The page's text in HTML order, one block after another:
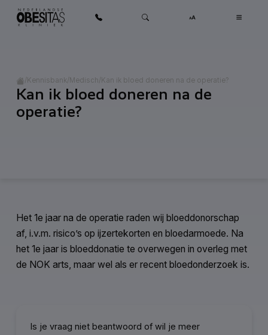
Ga naar inhoud
Home
/Kennisbank/Medisch/Kan ik bloed doneren na de operatie?
Categorie: Medisch
Kan ik bloed doneren na de
operatie?
Het 1e jaar na de operatie raden wij bloeddonorschap
af, i.v.m. risico’s op ijzertekorten en bloedarmoede. Na
het 1e jaar is bloeddonatie te overwegen in overleg met
de NOK arts, maar wel als er recent bloedonderzoek is.
Is je vraag niet beantwoord of wil je meer